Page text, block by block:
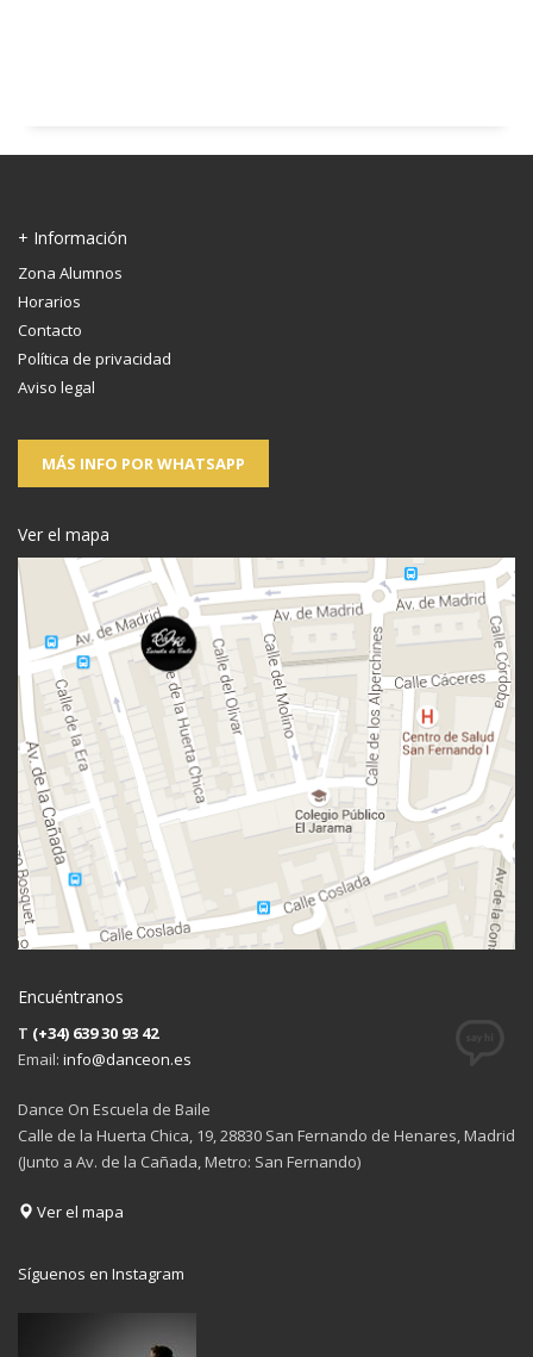
+ Información
Zona Alumnos
Horarios
Contacto
Política de privacidad
Aviso legal
MÁS INFO POR WHATSAPP
Ver el mapa
Encuéntranos
T (+34) 639 30 93 42
Email: info@danceon.es
Dance On Escuela de Baile
Calle de la Huerta Chica, 19, 28830 San Fernando de Henares, Madrid
(Junto a Av. de la Cañada, Metro: San Fernando)
Ver el mapa
Síguenos en Instagram